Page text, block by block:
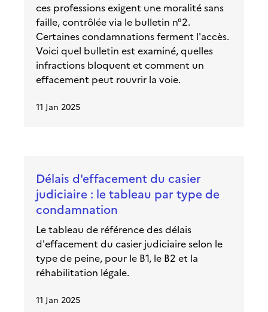
ces professions exigent une moralité sans
faille, contrôlée via le bulletin n°2.
Certaines condamnations ferment l'accès.
Voici quel bulletin est examiné, quelles
infractions bloquent et comment un
effacement peut rouvrir la voie.
11 Jan 2025
Délais d'effacement du casier
judiciaire : le tableau par type de
condamnation
Le tableau de référence des délais
d'effacement du casier judiciaire selon le
type de peine, pour le B1, le B2 et la
réhabilitation légale.
11 Jan 2025